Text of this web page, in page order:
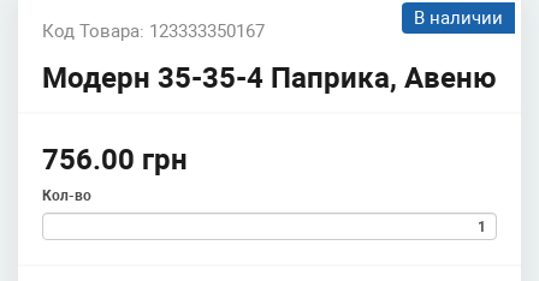
Код Товара: 123333350167
В наличии
Модерн 35-35-4 Паприка, Авеню
756.00 грн
Кол-во